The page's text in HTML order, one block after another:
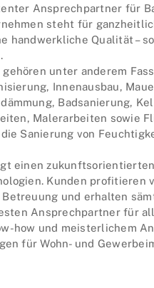
Ansprechpartner für
steht für
handwerkliche Qualität –
unter anderem
Innenausbau,
Badsanierung,
Malerarbeiten sowie
Sanierung von
einen
Kunden profitieren
und erhalten
Ansprechpartner für
how und meisterlichem
für Wohn- und